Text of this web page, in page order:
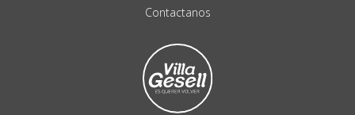
Contactanos